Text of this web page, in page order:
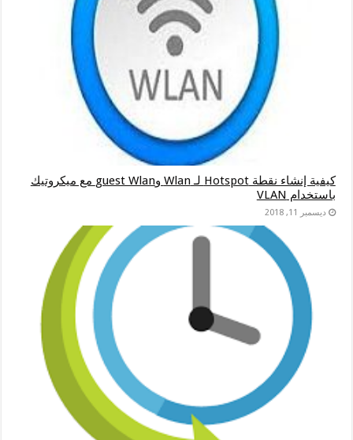
كيفية إنشاء نقطة Hotspot لـ Wlan وguest Wlan مع ميكروتيك
باستخدام VLAN
ديسمبر 11, 2018